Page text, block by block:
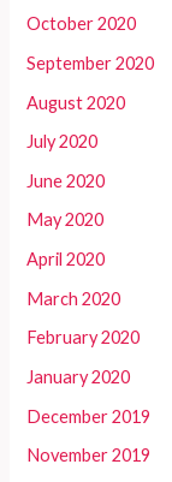
October 2020
September 2020
August 2020
July 2020
June 2020
May 2020
April 2020
March 2020
February 2020
January 2020
December 2019
November 2019